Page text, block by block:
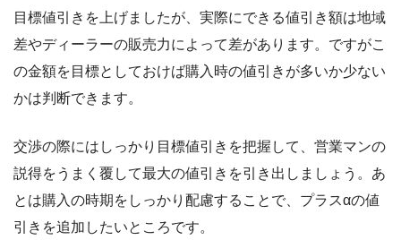
目標値引きを上げましたが、実際にできる値引き額は地域
差やディーラーの販売力によって差があります。ですがこ
の金額を目標としておけば購入時の値引きが多いか少ない
かは判断できます。
交渉の際にはしっかり目標値引きを把握して、営業マンの
説得をうまく覆して最大の値引きを引き出しましょう。あ
とは購入の時期をしっかり配慮することで、プラスαの値
引きを追加したいところです。